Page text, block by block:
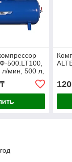
500.LT100,
л/мин, 500 л,